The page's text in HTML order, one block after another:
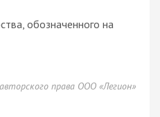
обозначенного на
права ООО «Легион»